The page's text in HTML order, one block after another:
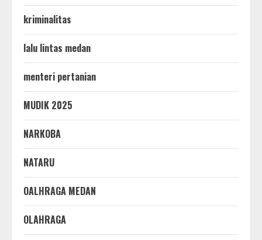
kriminalitas
lalu lintas medan
menteri pertanian
MUDIK 2025
NARKOBA
NATARU
OALHRAGA MEDAN
OLAHRAGA